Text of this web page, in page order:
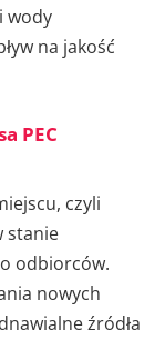
wody
na jakość
PEC
czyli
stanie
odbiorców.
nowych
źródła